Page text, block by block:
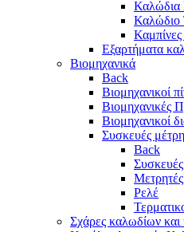
Καλώδια
Καλώδιο
Καμπίνες
Eξαρτήματα
Βιομηχανικά
Back
Βιομηχανικοί
Βιομηχανικές
Βιομηχανικοί
Συσκευές
Back
Μετρητές
Ρελέ
Σχάρες καλωδίων